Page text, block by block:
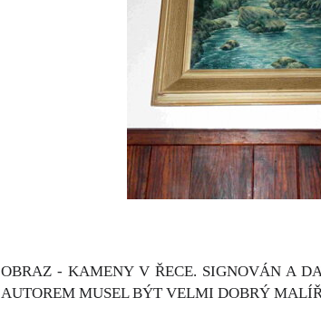
OBRAZ - KAMENY V ŘECE. SIGNOVÁN A
AUTOREM MUSEL BÝT VELMI DOBRÝ